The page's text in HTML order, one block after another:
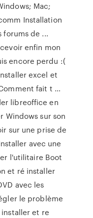
Mac;
Installation
forums de ...
enfin mon
encore perdu :(
excel et
fait t …
libreoffice en
Windows sur son
sur une prise de
avec une
l'utilitaire Boot
et ré installer
avec les
le problème
et re